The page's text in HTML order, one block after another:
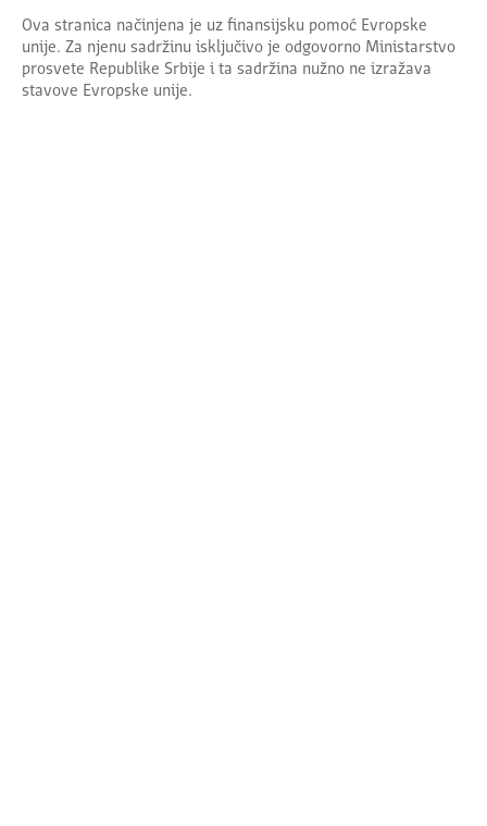
Ova stranica načinjena je uz finansijsku pomoć Evropske
unije. Za njenu sadržinu isključivo je odgovorno Ministarstvo
prosvete Republike Srbije i ta sadržina nužno ne izražava
stavove Evropske unije.